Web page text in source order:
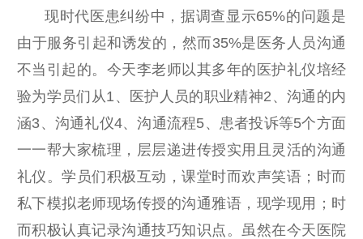
现时代医患纠纷中，据调查显示65%的问题是
由于服务引起和诱发的，然而35%是医务人员沟通
不当引起的。今天李老师以其多年的医护礼仪培经
验为学员们从1、医护人员的职业精神2、沟通的内
涵3、沟通礼仪4、沟通流程5、患者投诉等5个方面
一一帮大家梳理，层层递进传授实用且灵活的沟通
礼仪。学员们积极互动，课堂时而欢声笑语；时而
私下模拟老师现场传授的沟通雅语，现学现用；时
而积极认真记录沟通技巧知识点。虽然在今天医院